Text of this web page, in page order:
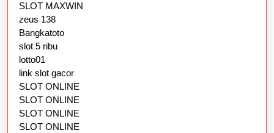
SLOT MAXWIN
zeus 138
Bangkatoto
slot 5 ribu
lotto01
link slot gacor
SLOT ONLINE
SLOT ONLINE
SLOT ONLINE
SLOT ONLINE